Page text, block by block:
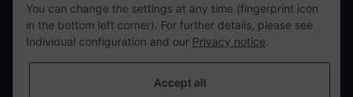
tweet
teilen
You can change the settings at any time (fingerprint icon
in the bottom left corner). For further details, please see
Individual configuration and our Privacy notice.
Accept all